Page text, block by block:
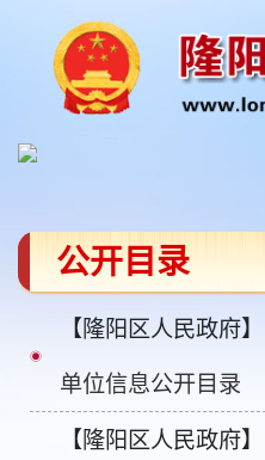
公开目录
【隆阳区人民政府】
单位信息公开目录
【隆阳区人民政府】